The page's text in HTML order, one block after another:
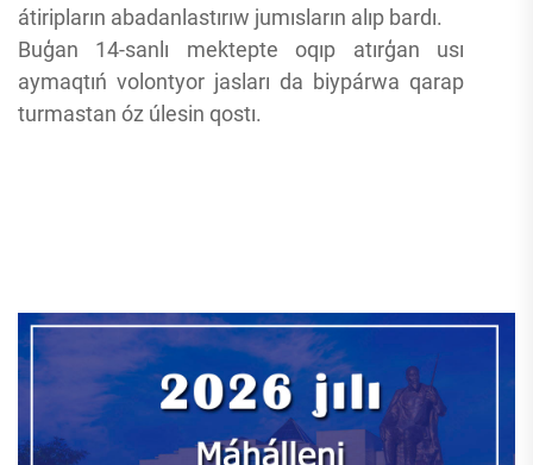
átiripların abadanlastırıw jumısların alıp bardı.
Buģan 14-sanlı mektepte oqıp atırģan usı
aymaqtıń volontyor jasları da biypárwa qarap
turmastan óz úlesin qostı.